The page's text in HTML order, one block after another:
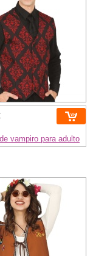
vampiro para adulto